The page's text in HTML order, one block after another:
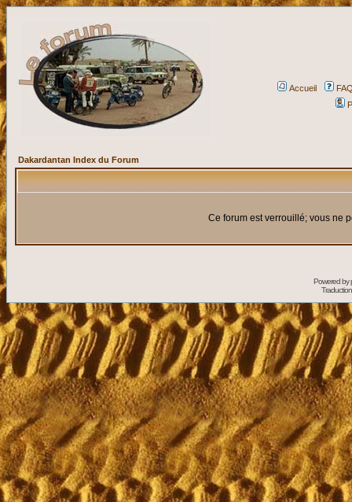
Accueil
Dakardantan Index du Forum
Ce forum est verrouillé; vous ne
Powered by